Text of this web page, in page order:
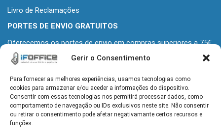
Gerir o Consentimento
Para fornecer as melhores experiências, usamos tecnologias como
cookies para armazenar e/ou aceder a informações do dispositivo.
Consentir com essas tecnologias nos permitirá processar dados, como
comportamento de navegação ou IDs exclusivos neste site. Não consentir
ou retirar o consentimento pode afetar negativamante certos recursos e
funções.
Livro de Reclamações
PORTES DE ENVIO GRATUITOS
Oferecemos os portes de envio em compras superiores a 75€
+iva
MORADA
Alameda Grupo Desportivo Alcochetense 139
2890-110 Alcochete